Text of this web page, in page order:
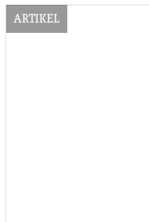
ARTIKEL